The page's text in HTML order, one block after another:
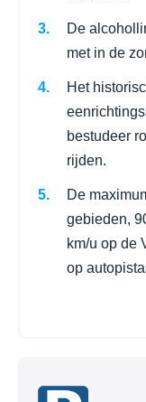
De
met in de
Het
bestudeer
rijden.
De
gebieden,
km/u op de
op